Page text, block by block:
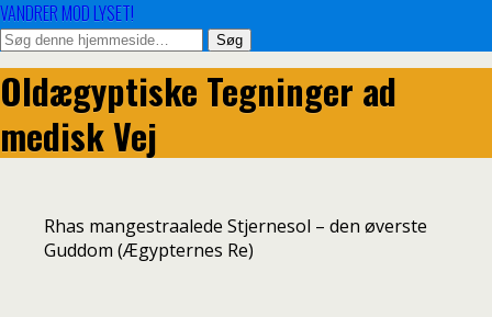
VANDRER MOD LYSET!
Oldægyptiske Tegninger ad
medisk Vej
Rhas mangestraalede Stjernesol – den øverste
Guddom (Ægypternes Re)